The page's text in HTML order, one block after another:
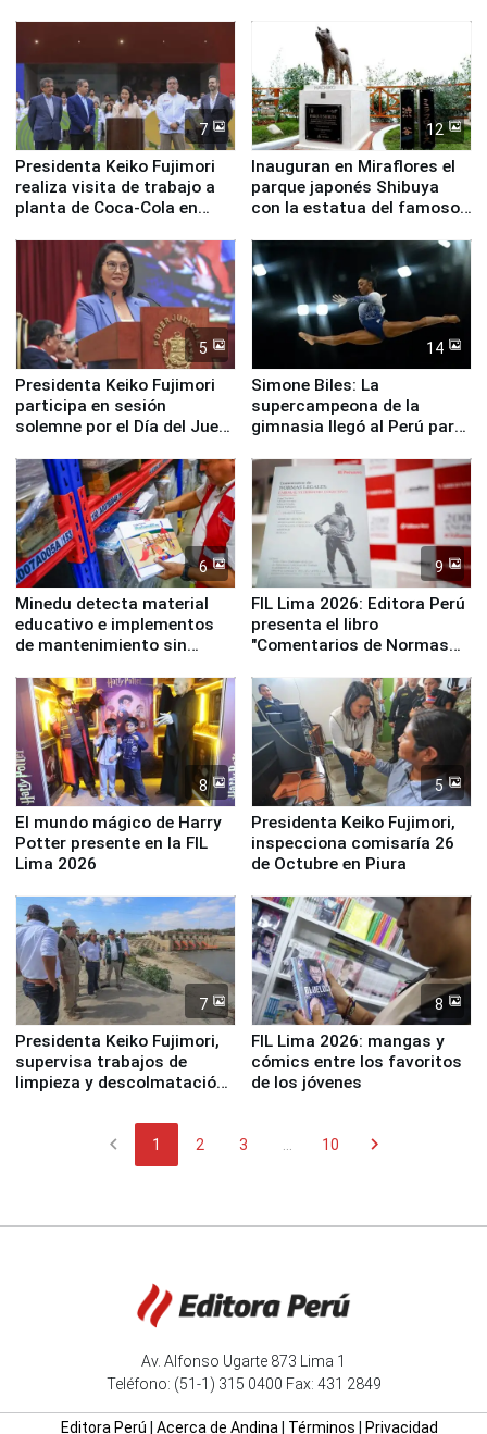
7
Presidenta Keiko Fujimori
realiza visita de trabajo a
planta de Coca-Cola en
12
Inauguran en Miraflores el
parque japonés Shibuya
con la estatua del famoso
5
Presidenta Keiko Fujimori
participa en sesión
solemne por el Día del Juez
14
Simone Biles: La
supercampeona de la
gimnasia llegó al Perú para
Panamericanos Lima 2027
6
Minedu detecta material
educativo e implementos
de mantenimiento sin
la UGEL 2
9
FIL Lima 2026: Editora Perú
presenta el libro
"Comentarios de Normas
Derecho Colectivo"
8
El mundo mágico de Harry
Potter presente en la FIL
Lima 2026
5
Presidenta Keiko Fujimori,
inspecciona comisaría 26
de Octubre en Piura
7
Presidenta Keiko Fujimori,
supervisa trabajos de
limpieza y descolmatación
8
FIL Lima 2026: mangas y
cómics entre los favoritos
de los jóvenes
chevron_left 1 2 3 10 chevron_right
Av. Alfonso Ugarte 873 Lima 1
Teléfono: (51-1) 315 0400 Fax: 431 2849
Editora Perú Acerca de Andina| Términos Privacidad